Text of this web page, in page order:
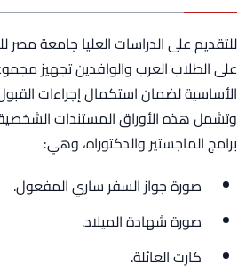
للتقديم على الدراسات العليا جامعة مصر
على الطلاب العرب والوافدين تجهيز
الأساسية لضمان استكمال إجراءات
وتشمل هذه الأوراق المستندات
برامج الماجستير والدكتوراه، وهي:
صورة جواز السفر ساري المفعول.
صورة شهادة الميلاد.
كارت العائلة.